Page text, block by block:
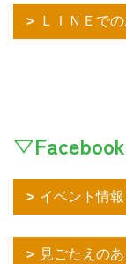
ＬＩＮＥで
イベント情
見ごたえの